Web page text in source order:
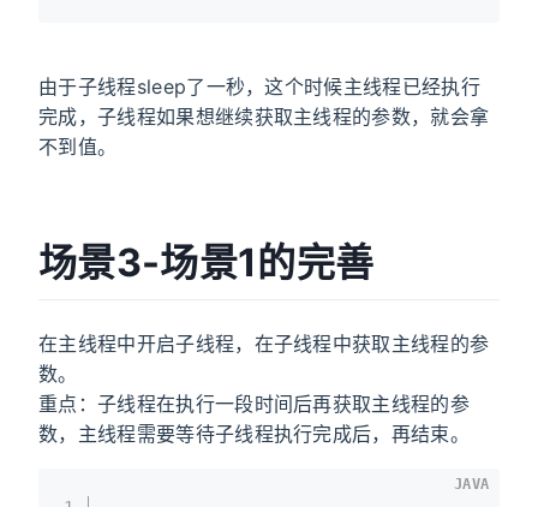
由于子线程sleep了一秒，这个时候主线程已经执行
完成，子线程如果想继续获取主线程的参数，就会拿
不到值。
场景3-场景1的完善
在主线程中开启子线程，在子线程中获取主线程的参
数。
重点：子线程在执行一段时间后再获取主线程的参
数，主线程需要等待子线程执行完成后，再结束。
JAVA